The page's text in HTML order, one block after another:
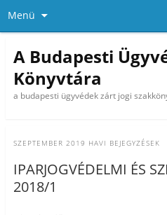
Menü
A Budapesti
Könyvtára
a budapesti ügyvédek zárt jogi
SZEPTEMBER 2019 HAVI BEJEGYZÉSEK
IPARJOGVÉDELMI ÉS
2018/1